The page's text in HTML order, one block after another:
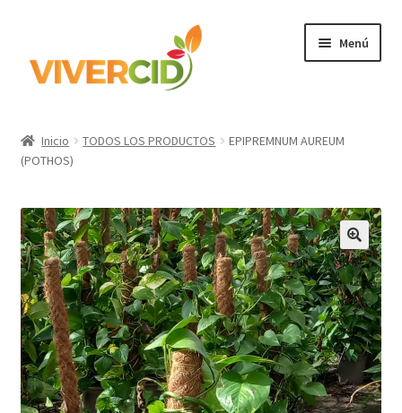
contenido
Menú
Categorías
hijo
Regístrate para comprar
Accede
Inicio TODOS LOS PRODUCTOS
EPIPREMNUM AUREUM
(POTHOS)